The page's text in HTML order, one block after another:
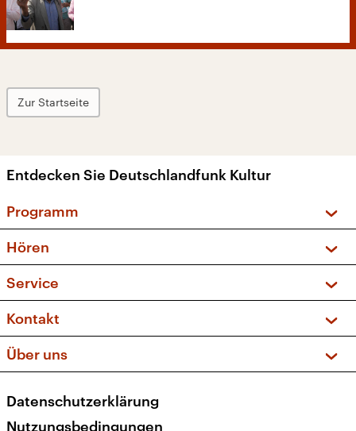
Zur Startseite
Entdecken Sie Deutschlandfunk Kultur
Programm
Sendungen und Podcasts
Musikliste
Kakadu – Das Kinderprogramm
Hören
Frequenzen (UKW + DAB+)
Service
FAQ
Apps
Newsletter
Veranstaltungen
Kontakt
Social Media
Über uns
Presse
Datenschutzerklärung
Nutzungsbedingungen